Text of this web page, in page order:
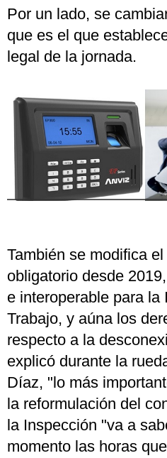
Por un lado, se
que es el que
legal de la jornada.
También se modifica
obligatorio desde
e interoperable para la
Trabajo, y aúna los
respecto a la
explicó durante la
Díaz, "lo más
la reformulación del
la Inspección "va a
momento las horas